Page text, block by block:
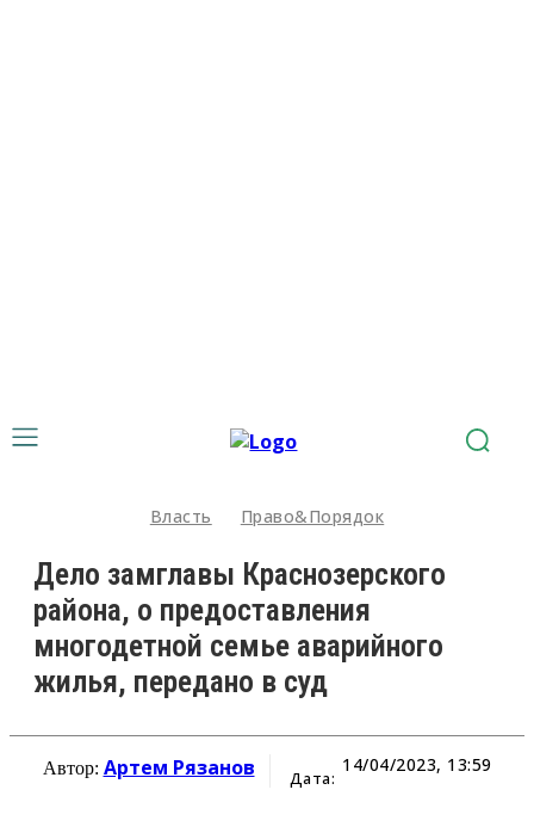
Власть Право&Порядок
Дело замглавы Краснозерского
района, о предоставления
многодетной семье аварийного
жилья, передано в суд
Автор: Артем Рязанов Дата:
14/04/2023, 13:59